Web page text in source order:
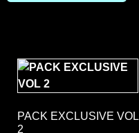
PACK EXCLUSIVE VOL
2